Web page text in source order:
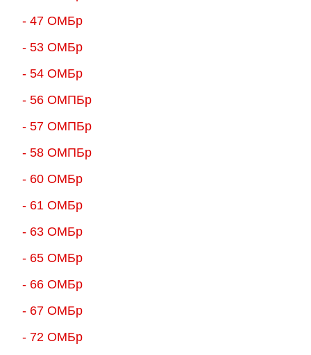
- 47 ОМБр
- 53 ОМБр
- 54 ОМБр
- 56 ОМПБр
- 57 ОМПБр
- 58 ОМПБр
- 60 ОМБр
- 61 ОМБр
- 63 ОМБр
- 65 ОМБр
- 66 ОМБр
- 67 ОМБр
- 72 ОМБр